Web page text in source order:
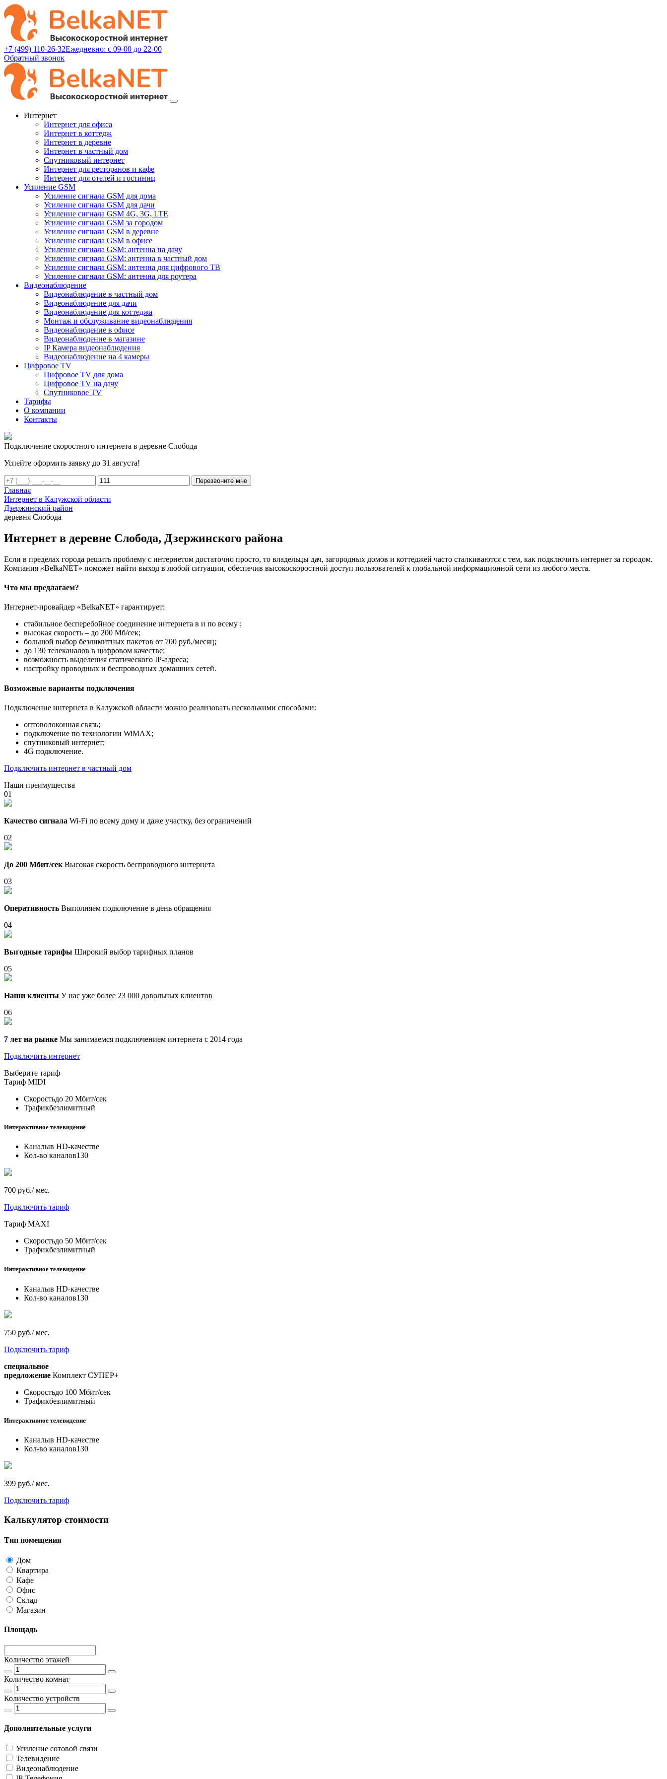
+7 (499) 110-26-32Ежедневно: с 09-00 до 22-00
Обратный звонок
Интернет
Интернет для офиса
Интернет в коттедж
Интернет в деревне
Интернет в частный дом
Спутниковый интернет
Интернет для ресторанов и кафе
Интернет для отелей и гостиниц
Усиление GSM
Усиление сигнала GSM для дома
Усиление сигнала GSM для дачи
Усиление сигнала GSM 4G, 3G, LTE
Усиление сигнала GSM за городом
Усиление сигнала GSM в деревне
Усиление сигнала GSM в офисе
Усиление сигнала GSM: антенна на дачу
Усиление сигнала GSM: антенна в частный дом
Усиление сигнала GSM: антенна для цифрового ТВ
Усиление сигнала GSM: антенна для роутера
Видеонаблюдение
Видеонаблюдение в частный дом
Видеонаблюдение для дачи
Видеонаблюдение для коттеджа
Монтаж и обслуживание видеонаблюдения
Видеонаблюдение в офисе
Видеонаблюдение в магазине
IP Камера видеонаблюдения
Видеонаблюдение на 4 камеры
Цифровое TV
Цифровое TV для дома
Цифровое TV на дачу
Спутниковое TV
Тарифы
О компании
Контакты
Подключение скоростного интернета в деревне Слобода
Успейте оформить заявку до 31 августа!
Перезвоните мне
Главная
Интернет в Калужской области
Дзержинский район
деревня Слобода
Интернет в деревне Слобода, Дзержинского района
Если в пределах города решить проблему с интернетом достаточно просто, то владельцы дач, загородных домов и коттеджей часто сталкиваются с тем, как подключить интернет за городом.
Компания «BelkaNET» поможет найти выход в любой ситуации, обеспечив высокоскоростной доступ пользователей к глобальной информационной сети из любого места.
Что мы предлагаем?
Интернет-провайдер «BelkaNET» гарантирует:
стабильное бесперебойное соединение интернета в и по всему ;
высокая скорость – до 200 Мб/сек;
большой выбор безлимитных пакетов от 700 руб./месяц;
до 130 телеканалов в цифровом качестве;
возможность выделения статического IP-адреса;
настройку проводных и беспроводных домашних сетей.
Возможные варианты подключения
Подключение интернета в Калужской области можно реализовать несколькими способами:
оптоволоконная связь;
подключение по технологии WiMAX;
спутниковый интернет;
4G подключение.
Подключить интернет в частный дом
Наши преимущества
01
Качество сигнала Wi-Fi по всему дому и даже участку, без ограничений
02
До 200 Мбит/сек Высокая скорость беспроводного интернета
03
Оперативность Выполняем подключение в день обращения
04
Выгодные тарифы Широкий выбор тарифных планов
05
Наши клиенты У нас уже более 23 000 довольных клиентов
06
7 лет на рынке Мы занимаемся подключением интернета с 2014 года
Подключить интернет
Выберите тариф
Тариф MIDI
Скоростьдо 20 Мбит/сек
Трафикбезлимитный
Интерактивное телевидение
Каналыв HD-качестве
Кол-во каналов130
700 руб./ мес.
Подключить тариф
Тариф MAXI
Скоростьдо 50 Мбит/сек
Трафикбезлимитный
Интерактивное телевидение
Каналыв HD-качестве
Кол-во каналов130
750 руб./ мес.
Подключить тариф
специальное
предложение Комплект СУПЕР+
Скоростьдо 100 Мбит/сек
Трафикбезлимитный
Интерактивное телевидение
Каналыв HD-качестве
Кол-во каналов130
399 руб./ мес.
Подключить тариф
Калькулятор стоимости
Тип помещения
Дом
Квартира
Кафе
Офис
Склад
Магазин
Площадь
Количество этажей
Количество комнат
Количество устройств
Дополнительные услуги
Усиление сотовой связи
Телевидение
Видеонаблюдение